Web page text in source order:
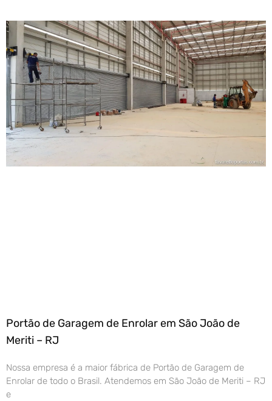
Portão de Garagem de Enrolar em São João de
Meriti – RJ
Nossa empresa é a maior fábrica de Portão de Garagem de
Enrolar de todo o Brasil. Atendemos em São João de Meriti – RJ
e